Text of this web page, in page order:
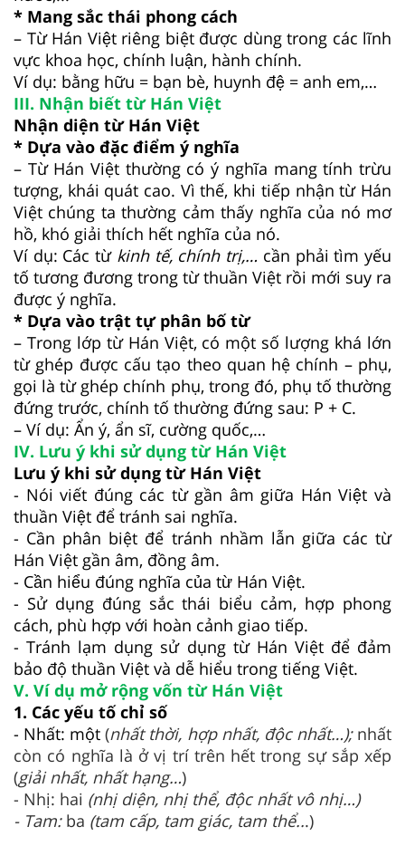
* Mang sắc thái phong cách
– Từ Hán Việt riêng biệt được dùng trong các lĩnh
vực khoa học, chính luận, hành chính.
Ví dụ: bằng hữu = bạn bè, huynh đệ = anh em,…
III. Nhận biết từ Hán Việt
Nhận diện từ Hán Việt
* Dựa vào đặc điểm ý nghĩa
– Từ Hán Việt thường có ý nghĩa mang tính trừu
tượng, khái quát cao. Vì thế, khi tiếp nhận từ Hán
Việt chúng ta thường cảm thấy nghĩa của nó mơ
hồ, khó giải thích hết nghĩa của nó.
Ví dụ: Các từ kinh tế, chính trị,… cần phải tìm yếu
tố tương đương trong từ thuần Việt rồi mới suy ra
được ý nghĩa.
* Dựa vào trật tự phân bố từ
– Trong lớp từ Hán Việt, có một số lượng khá lớn
từ ghép được cấu tạo theo quan hệ chính – phụ,
gọi là từ ghép chính phụ, trong đó, phụ tố thường
đứng trước, chính tố thường đứng sau: P + C.
– Ví dụ: Ẩn ý, ẩn sĩ, cường quốc,…
IV. Lưu ý khi sử dụng từ Hán Việt
Lưu ý khi sử dụng từ Hán Việt
- Nói viết đúng các từ gần âm giữa Hán Việt và
thuần Việt để tránh sai nghĩa.
- Cần phân biệt để tránh nhầm lẫn giữa các từ
Hán Việt gần âm, đồng âm.
- Cần hiểu đúng nghĩa của từ Hán Việt.
- Sử dụng đúng sắc thái biểu cảm, hợp phong
cách, phù hợp với hoàn cảnh giao tiếp.
- Tránh lạm dụng sử dụng từ Hán Việt để đảm
bảo độ thuần Việt và dễ hiểu trong tiếng Việt.
V. Ví dụ mở rộng vốn từ Hán Việt
1. Các yếu tố chỉ số
- Nhất: một(nhất thời, hợp nhất, độc nhất…); nhất
còn có nghĩa là ở vị trí trên hết trong sự sắp xếp
(giải nhất, nhất hạng…)
- Nhị: hai (nhị diện, nhị thể, độc nhất vô nhị…)
- Tam: ba (tam cấp, tam giác, tam thể...)